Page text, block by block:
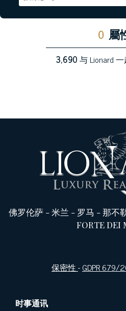
0 屬
3,690与 Lionard
佛罗伦萨-米兰 - 罗马 -那不
FORTE DEI
保密性-GDPR 679/
时事通讯